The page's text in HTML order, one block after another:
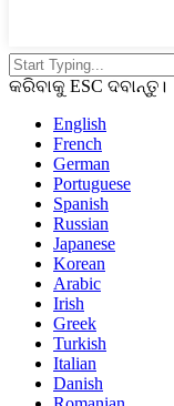
କରିବାକୁ ESC ଦବାନ୍ତୁ।
English
French
German
Portuguese
Spanish
Russian
Japanese
Korean
Arabic
Irish
Greek
Turkish
Italian
Danish